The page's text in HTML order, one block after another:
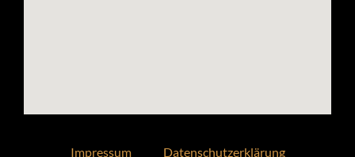
Impressum Datenschutzerklärung